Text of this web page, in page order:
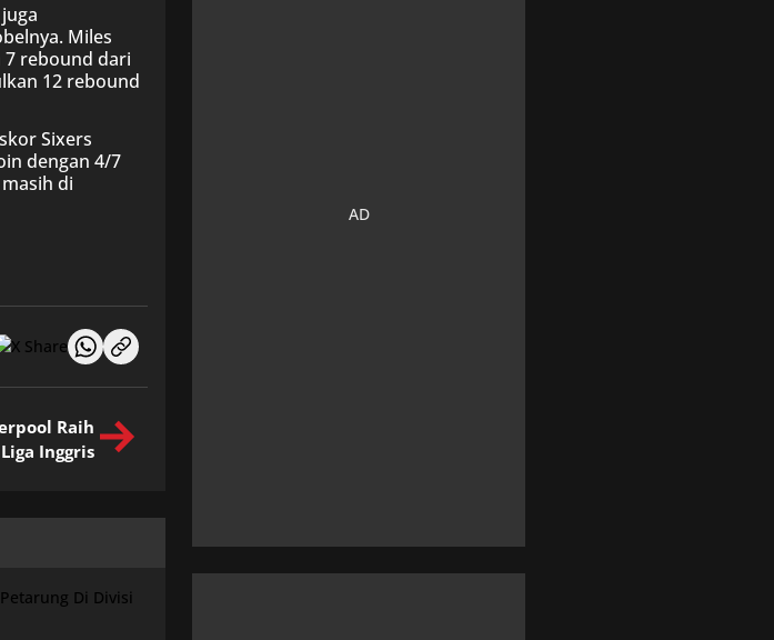
Miles
7 rebound dari
12 rebound
Sixers
dengan 4/7
di
Raih
Inggris